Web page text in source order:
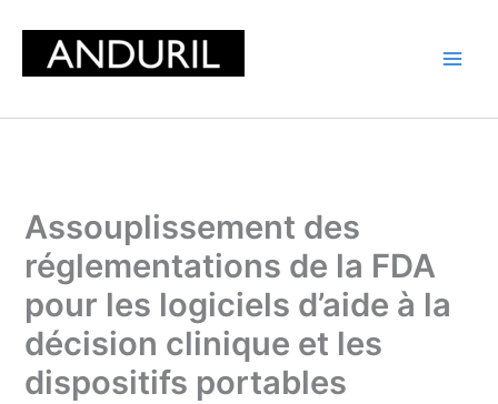
content
Assouplissement des
réglementations de la FDA
pour les logiciels d’aide à la
décision clinique et les
dispositifs portables